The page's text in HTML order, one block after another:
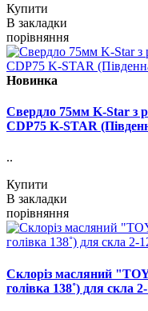
Купити
В закладки
порівняння
Новинка
Свердло 75мм K-Star з
CDP75 K-STAR
..
Купити
В закладки
порівняння
Склоріз масляний
голівка 138˚) для скла